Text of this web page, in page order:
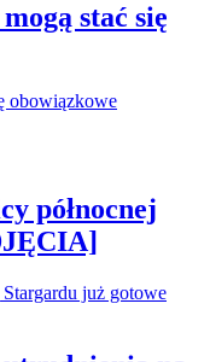
stać się
północnej